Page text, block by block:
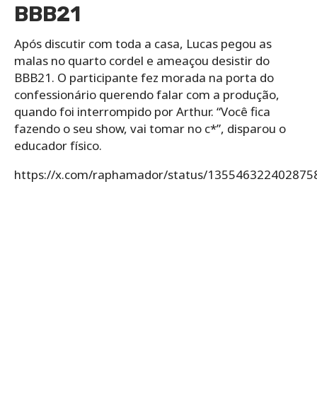
BBB21
Após discutir com toda a casa, Lucas pegou as
malas no quarto cordel e ameaçou desistir do
BBB21. O participante fez morada na porta do
confessionário querendo falar com a produção,
quando foi interrompido por Arthur. “Você fica
fazendo o seu show, vai tomar no c*”, disparou o
educador físico.
https://x.com/raphamador/status/